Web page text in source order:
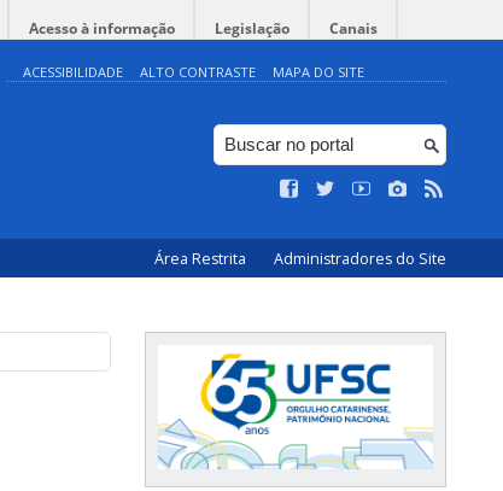
Acesso à informação Legislação Canais
ACESSIBILIDADE ALTO CONTRASTE MAPA DO SITE
Área Restrita Administradores do Site